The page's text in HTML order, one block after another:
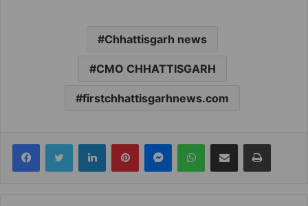
Chhattisgarh news
CMO CHHATTISGARH
firstchhattisgarhnews.com
FacebookTwitter LinkedInPinterestMessengerWhatsAppShare via Email Print